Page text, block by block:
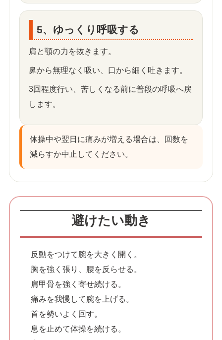
5、ゆっくり呼吸する
肩と顎の力を抜きます。
鼻から無理なく吸い、口から細く吐きます。
3回程度行い、苦しくなる前に普段の呼吸へ戻
します。
体操中や翌日に痛みが増える場合は、回数を
減らすか中止してください。
避けたい動き
反動をつけて腕を大きく開く。
胸を強く張り、腰を反らせる。
肩甲骨を強く寄せ続ける。
痛みを我慢して腕を上げる。
首を勢いよく回す。
息を止めて体操を続ける。